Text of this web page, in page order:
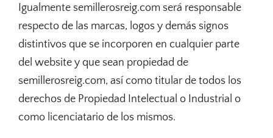
Igualmente semillerosreig.com será responsable
respecto de las marcas, logos y demás signos
distintivos que se incorporen en cualquier parte
del website y que sean propiedad de
semillerosreig.com, así como titular de todos los
derechos de Propiedad Intelectual o Industrial o
como licenciatario de los mismos.